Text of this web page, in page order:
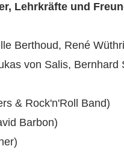
Lehrkräfte und
Berthoud, René
von Salis, Bernhard
& Rock'n'Roll Band)
Barbon)